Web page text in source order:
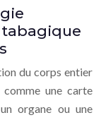
du corps entier
une carte
organe ou une